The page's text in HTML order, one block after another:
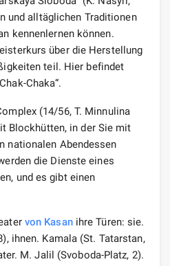
und alltäglichen Traditionen
kennenlernen können.
über die Herstellung
teil. Hier befindet
Chaka“.
(14/56, T. Minnulina
Blockhütten, in der Sie mit
nationalen Abendessen
die Dienste eines
und es gibt einen
von Kasanihre Türen: sie.
ihnen. Kamala (St. Tatarstan,
M. Jalil (Svoboda-Platz, 2).